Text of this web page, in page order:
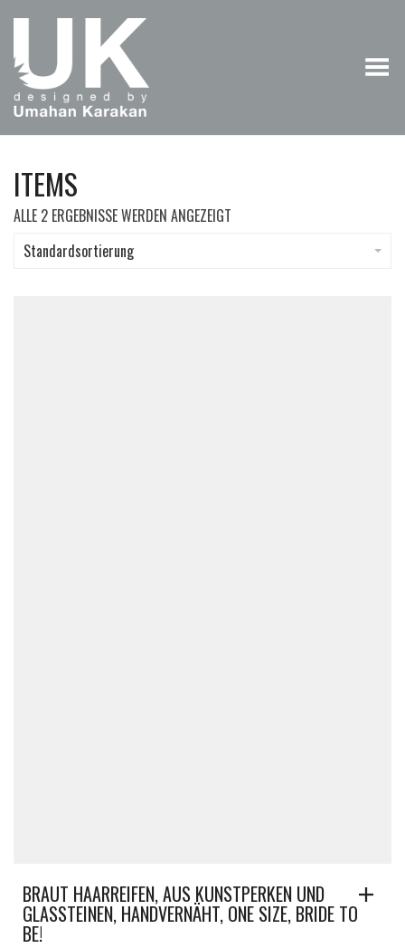
Menü umschalten
ITEMS
ALLE 2 ERGEBNISSE WERDEN ANGEZEIGT
Standardsortierung
BRAUT HAARREIFEN, AUS KUNSTPERKEN UND
GLASSTEINEN, HANDVERNÄHT, ONE SIZE, BRIDE TO
BE!